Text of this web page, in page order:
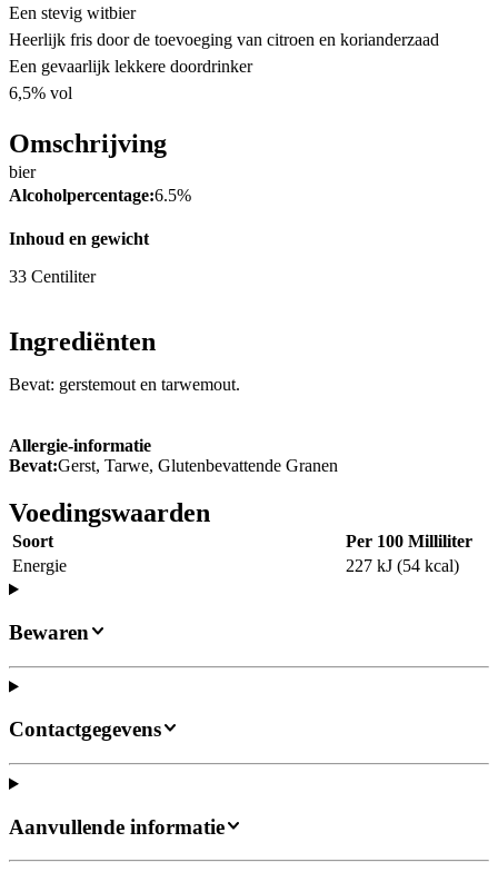
Een stevig witbier
Heerlijk fris door de toevoeging van citroen en korianderzaad
Een gevaarlijk lekkere doordrinker
6,5% vol
Omschrijving
bier
Alcoholpercentage:6.5%
Inhoud en gewicht
33 Centiliter
Ingrediënten
Bevat: gerstemout en tarwemout.
Allergie-informatie
Bevat:Gerst, Tarwe, Glutenbevattende Granen
Voedingswaarden
Soort
Per 100 Milliliter
Energie
227 kJ (54 kcal)
Bewaren
Contactgegevens
Aanvullende informatie